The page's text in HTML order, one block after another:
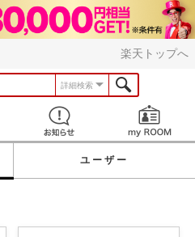
楽天トップへ
詳細検索
見つける お知らせ
ユーザー